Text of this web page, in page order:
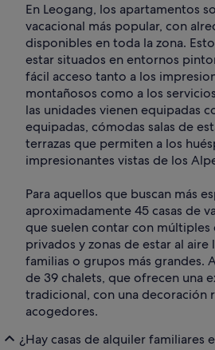
En Leogang, los apartamentos
vacacional más popular, con
disponibles en toda la zona.
estar situados en entornos
fácil acceso tanto a los
montañosos como a los
las unidades vienen equipadas
equipadas, cómodas salas de
terrazas que permiten a los
impresionantes vistas de los
Para aquellos que buscan más
aproximadamente 45 casas de
que suelen contar con
privados y zonas de estar al aire
familias o grupos más grandes.
de 39 chalets, que ofrecen una
tradicional, con una decoración
acogedores.
¿Hay casas de alquiler familiares